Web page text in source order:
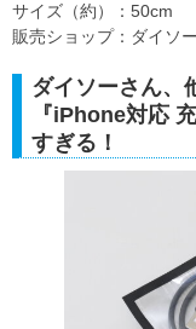
サイズ（約）：50cm
販売ショップ：ダイソー
ダイソーさん、
『iPhone対応
すぎる！